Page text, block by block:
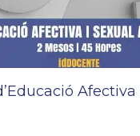
Afectiva